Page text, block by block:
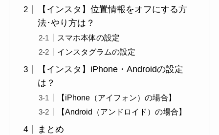
【インスタ】位置情報をオフにする方
法･やり方は？
スマホ本体の設定
インスタグラムの設定
【インスタ】iPhone・Androidの設定
は？
【iPhone（アイフォン）の場合】
【Android（アンドロイド）の場合】
まとめ